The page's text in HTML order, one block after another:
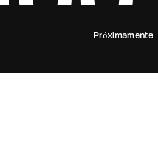
Próximamente